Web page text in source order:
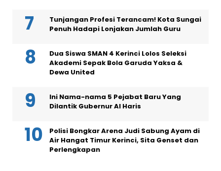
Tunjangan Profesi Terancam! Kota Sungai
Penuh Hadapi Lonjakan Jumlah Guru
Dua Siswa SMAN 4 Kerinci Lolos Seleksi
Akademi Sepak Bola Garuda Yaksa &
Dewa United
Ini Nama-nama 5 Pejabat Baru Yang
Dilantik Gubernur Al Haris
Polisi Bongkar Arena Judi Sabung Ayam di
Air Hangat Timur Kerinci, Sita Genset dan
Perlengkapan